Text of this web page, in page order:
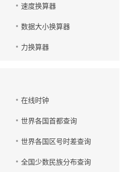
速度换算器
数据大小换算器
力换算器
在线时钟
世界各国首都查询
世界各国区号时差查询
全国少数民族分布查询